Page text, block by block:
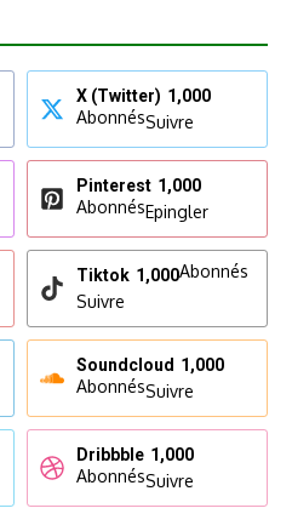
X (Twitter) 1,000
AbonnésSuivre
Pinterest 1,000
AbonnésEpingler
Tiktok 1,000Abonnés
Suivre
Soundcloud 1,000
AbonnésSuivre
Dribbble 1,000
AbonnésSuivre